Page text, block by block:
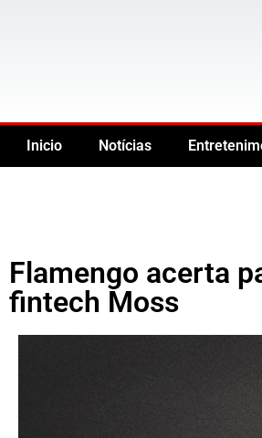
Inicio Notícias
Flamengo acerta
fintech Moss